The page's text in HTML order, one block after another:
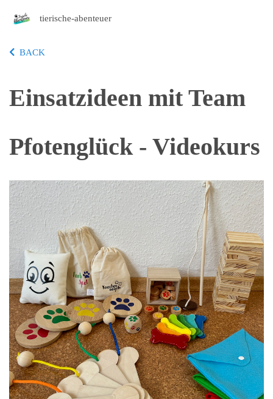
tierische-abenteuer
BACK
Einsatzideen mit Team
Pfotenglück - Videokurs